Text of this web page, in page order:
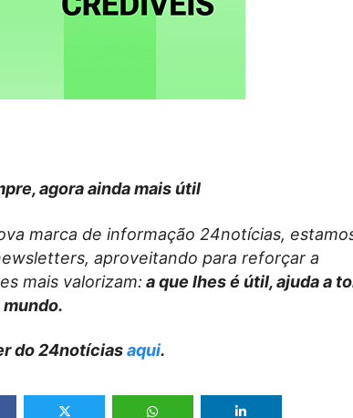
agora ainda mais útil
marca de informação 24notícias,
aproveitando para reforçar a
mais valorizam: a que lhes é útil, ajuda a
do 24notíciasaqui.